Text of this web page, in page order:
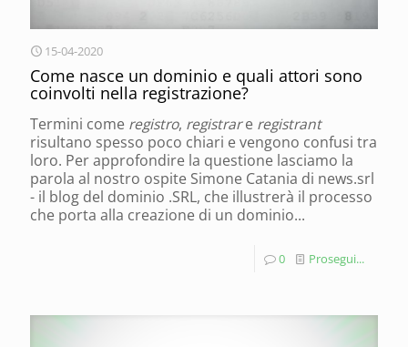
15-04-2020
Come nasce un dominio e quali attori sono
coinvolti nella registrazione?
Termini come registro, registrare registrant
risultano spesso poco chiari e vengono confusi tra
loro. Per approfondire la questione lasciamo la
parola al nostro ospite Simone Catania di news.srl
- il blog del dominio .SRL, che illustrerà il processo
che porta alla creazione di un dominio...
0 Prosegui...